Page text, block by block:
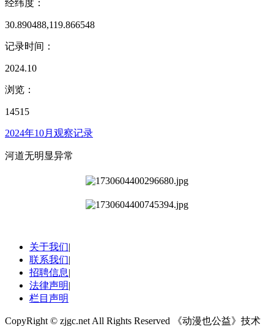
经纬度：
30.890488,119.866548
记录时间：
2024.10
浏览：
14515
2024年10月观察记录
河道无明显异常
关于我们|
联系我们|
招聘信息|
法律声明|
栏目声明
CopyRight © zjgc.net All Rights Reserved 《动漫也公益》技术